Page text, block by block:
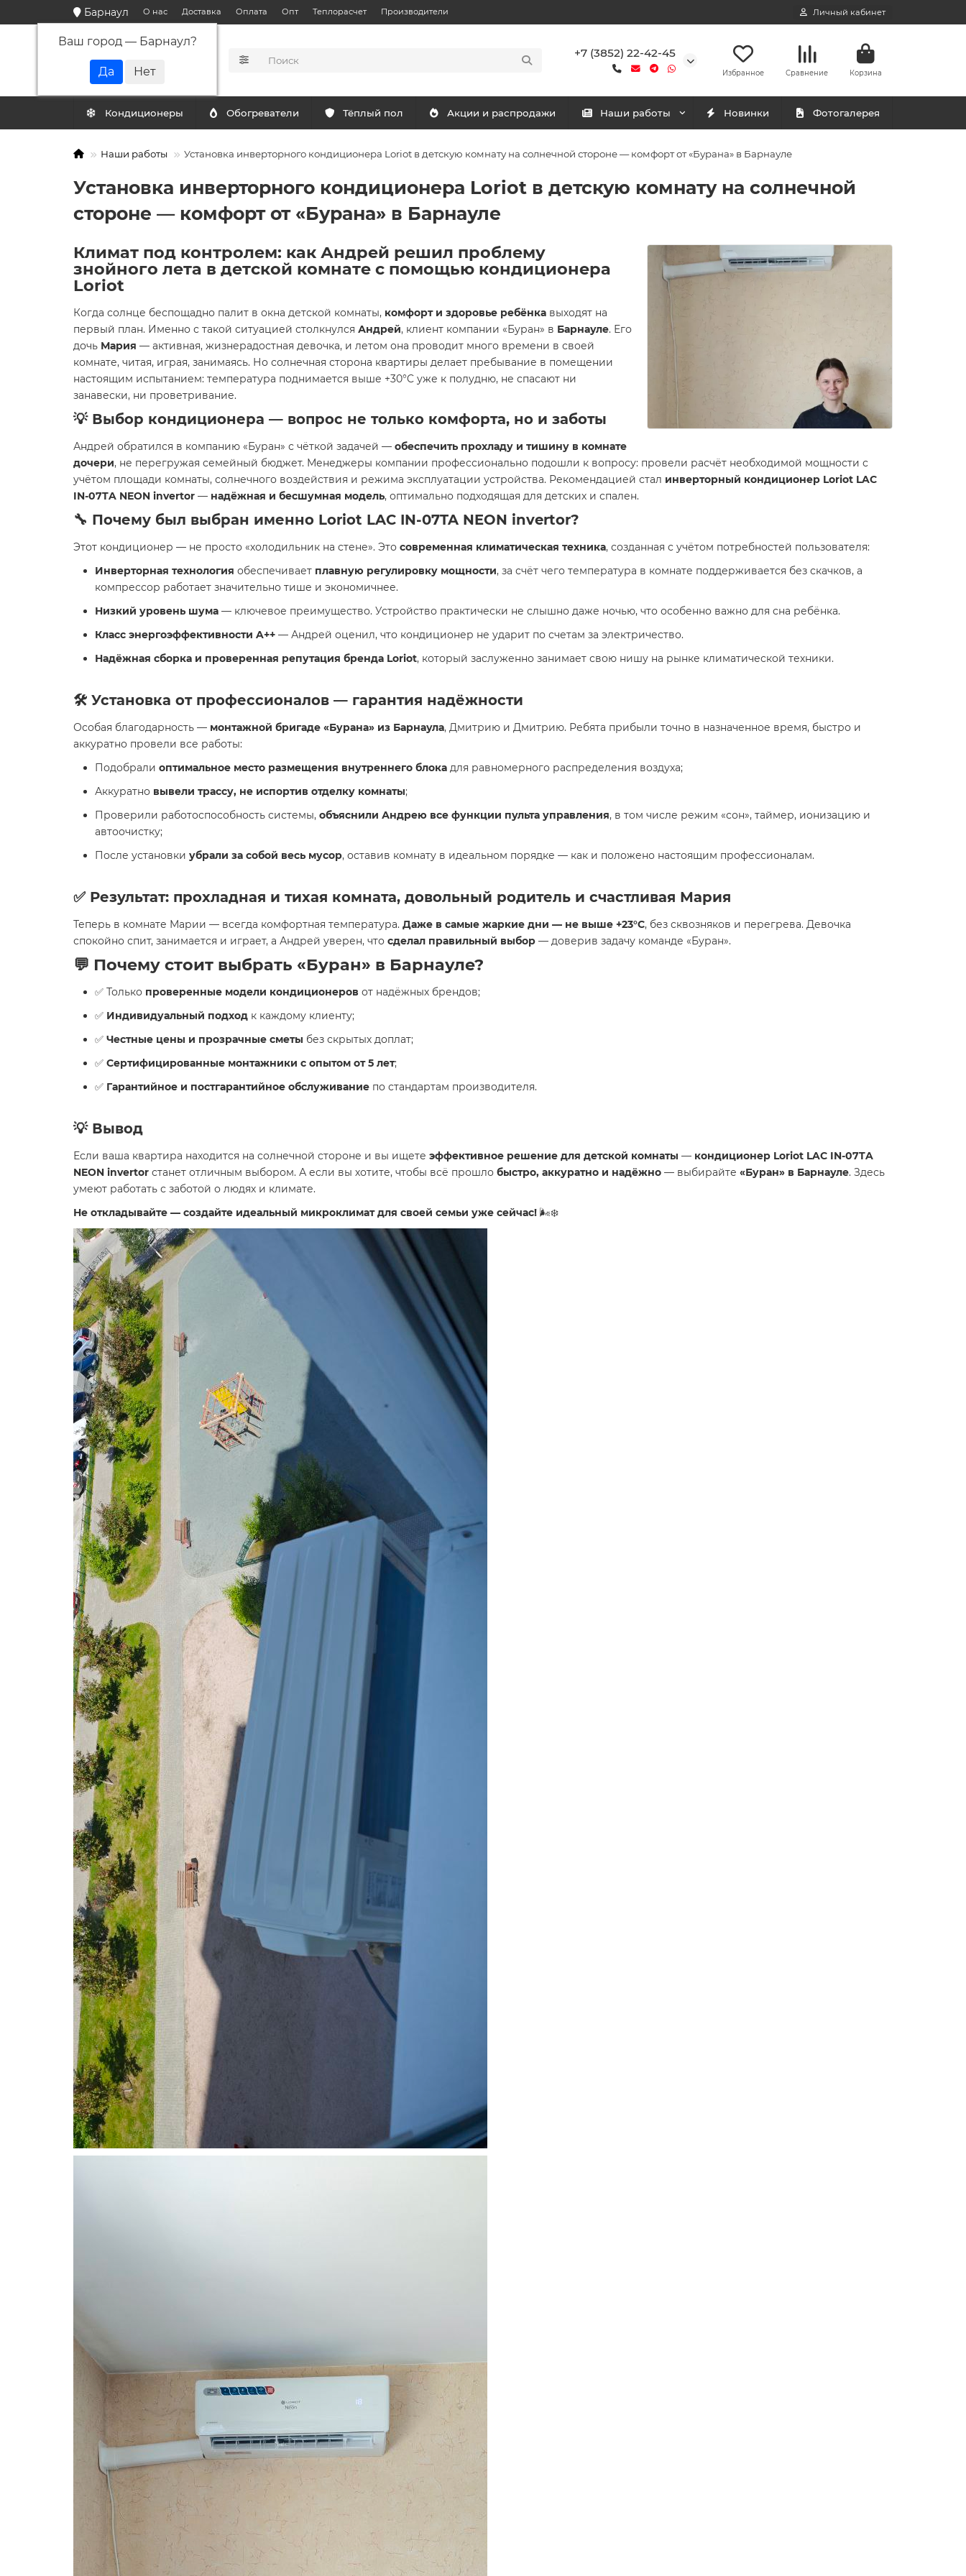
Барнаул
Ваш город — Барнаул?
О нас Доставка Оплата Опт Теплорасчет Производители Личный кабинет
+7 (3852) 22-42-45
Избранное Сравнение Корзина
Кондиционеры Обогреватели Тёплый пол Акции и распродажи Наши работы Новинки Фотогалерея
Наши работы Установка инверторного кондиционера Loriot в детскую комнату на солнечной стороне — комфорт от «Бурана» в Барнауле
Установка инверторного кондиционера Loriot в детскую комнату на солнечной
стороне — комфорт от «Бурана» в Барнауле
Климат под контролем: как Андрей решил проблему
знойного лета в детской комнате с помощью кондиционера
Loriot
Когда солнце беспощадно палит в окна детской комнаты, комфорт и здоровье ребёнка выходят на
первый план. Именно с такой ситуацией столкнулся Андрей, клиент компании «Буран» в Барнауле. Его
дочь Мария — активная, жизнерадостная девочка, и летом она проводит много времени в своей
комнате, читая, играя, занимаясь. Но солнечная сторона квартиры делает пребывание в помещении
настоящим испытанием: температура поднимается выше +30°C уже к полудню, не спасают ни
занавески, ни проветривание.
💡 Выбор кондиционера — вопрос не только комфорта, но и заботы
Андрей обратился в компанию «Буран» с чёткой задачей — обеспечить прохладу и тишину в комнате
дочери, не перегружая семейный бюджет. Менеджеры компании профессионально подошли к вопросу: провели расчёт необходимой мощности с
учётом площади комнаты, солнечного воздействия и режима эксплуатации устройства. Рекомендацией стал инверторный кондиционер Loriot LAC
IN-07TA NEON invertor — надёжная и бесшумная модель, оптимально подходящая для детских и спален.
🔧 Почему был выбран именно Loriot LAC IN-07TA NEON invertor?
Этот кондиционер — не просто «холодильник на стене». Это современная климатическая техника, созданная с учётом потребностей пользователя:
Инверторная технология обеспечивает плавную регулировку мощности, за счёт чего температура в комнате поддерживается без скачков, а
компрессор работает значительно тише и экономичнее.
Низкий уровень шума — ключевое преимущество. Устройство практически не слышно даже ночью, что особенно важно для сна ребёнка.
Класс энергоэффективности A++ — Андрей оценил, что кондиционер не ударит по счетам за электричество.
Надёжная сборка и проверенная репутация бренда Loriot, который заслуженно занимает свою нишу на рынке климатической техники.
🛠️ Установка от профессионалов — гарантия надёжности
Особая благодарность — монтажной бригаде «Бурана» из Барнаула, Дмитрию и Дмитрию. Ребята прибыли точно в назначенное время, быстро и
аккуратно провели все работы:
Подобрали оптимальное место размещения внутреннего блока для равномерного распределения воздуха;
Аккуратно вывели трассу, не испортив отделку комнаты;
Проверили работоспособность системы, объяснили Андрею все функции пульта управления, в том числе режим «сон», таймер, ионизацию и
автоочистку;
После установки убрали за собой весь мусор, оставив комнату в идеальном порядке — как и положено настоящим профессионалам.
✅ Результат: прохладная и тихая комната, довольный родитель и счастливая Мария
Теперь в комнате Марии — всегда комфортная температура. Даже в самые жаркие дни — не выше +23°C, без сквозняков и перегрева. Девочка
спокойно спит, занимается и играет, а Андрей уверен, что сделал правильный выбор — доверив задачу команде «Буран».
💬 Почему стоит выбрать «Буран» в Барнауле?
✅ Только проверенные модели кондиционеров от надёжных брендов;
✅ Индивидуальный подход к каждому клиенту;
✅ Честные цены и прозрачные сметы без скрытых доплат;
✅ Сертифицированные монтажники с опытом от 5 лет;
✅ Гарантийное и постгарантийное обслуживание по стандартам производителя.
💡 Вывод
Если ваша квартира находится на солнечной стороне и вы ищете эффективное решение для детской комнаты — кондиционер Loriot LAC IN-07TA
NEON invertor станет отличным выбором. А если вы хотите, чтобы всё прошло быстро, аккуратно и надёжно — выбирайте «Буран» в Барнауле. Здесь
умеют работать с заботой о людях и климате.
Не откладывайте — создайте идеальный микроклимат для своей семьи уже сейчас! 🌬️❄️